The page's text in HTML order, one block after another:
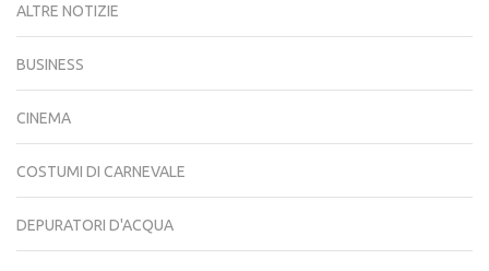
ALTRE NOTIZIE
BUSINESS
CINEMA
COSTUMI DI CARNEVALE
DEPURATORI D'ACQUA